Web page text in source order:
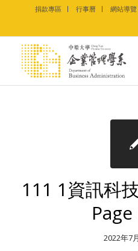
捐款專區 行事曆 網站導覽
111 1資訊科
2022年7